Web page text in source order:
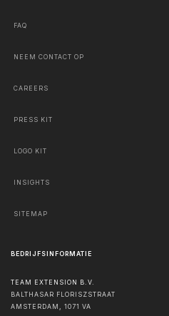
FAQ
NEEM CONTACT OP
CAREERS
PRESS KIT
LOGO KIT
INSIGHTS
SITEMAP
BEDRIJFSINFORMATIE
TEAM EXTENSION B.V.
BALTHASAR FLORISZSTRAAT
AMSTERDAM
1071 VA